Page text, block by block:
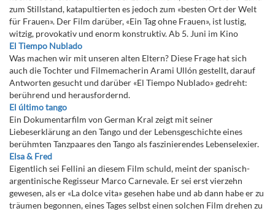
zum Stillstand, katapultierten es jedoch zum «besten Ort der Welt
für Frauen». Der Film darüber, «Ein Tag ohne Frauen», ist lustig,
witzig, provokativ und enorm konstruktiv. Ab 5. Juni im Kino
El Tiempo Nublado
Was machen wir mit unseren alten Eltern? Diese Frage hat sich
auch die Tochter und Filmemacherin Arami Ullón gestellt, darauf
Antworten gesucht und darüber «El Tiempo Nublado» gedreht:
berührend und herausfordernd.
El último tango
Ein Dokumentarfilm von German Kral zeigt mit seiner
Liebeserklärung an den Tango und der Lebensgeschichte eines
berühmten Tanzpaares den Tango als faszinierendes Lebenselexier.
Elsa & Fred
Eigentlich sei Fellini an diesem Film schuld, meint der spanisch-
argentinische Regisseur Marco Carnevale. Er sei erst vierzehn
gewesen, als er «La dolce vita» gesehen habe und ab dann habe er zu
träumen begonnen, eines Tages selbst einen solchen Film drehen zu